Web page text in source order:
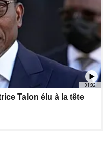
01:02
Talon élu à la tête